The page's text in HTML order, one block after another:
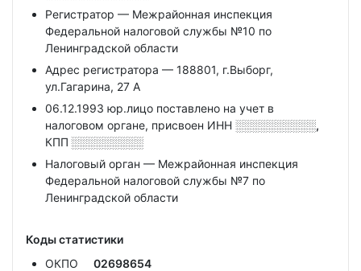
Регистратор — Межрайонная инспекция
Федеральной налоговой службы №10 по
Ленинградской области
Адрес регистратора — 188801, г.Выборг,
ул.Гагарина, 27 А
06.12.1993 юр.лицо поставлено на учет в
налоговом органе, присвоен ИНН ░░░░░░░░░░,
КПП ░░░░░░░░░
Налоговый орган — Межрайонная инспекция
Федеральной налоговой службы №7 по
Ленинградской области
Коды статистики
ОКПО
02698654